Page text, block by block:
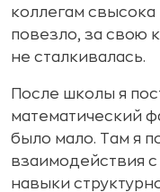
коллегам
повезло, за свою
не сталкивалась.
После школы я
математический
было мало. Там я
взаимодействия
навыки